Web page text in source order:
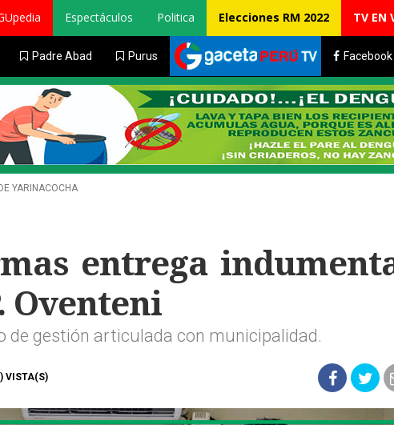
Espectáculos Politica Elecciones RM 2022 TV EN
Padre Abad Purus Facebook
YARINACOCHA
entrega
Oventeni
de gestión articulada con municipalidad.
VISTA(S)